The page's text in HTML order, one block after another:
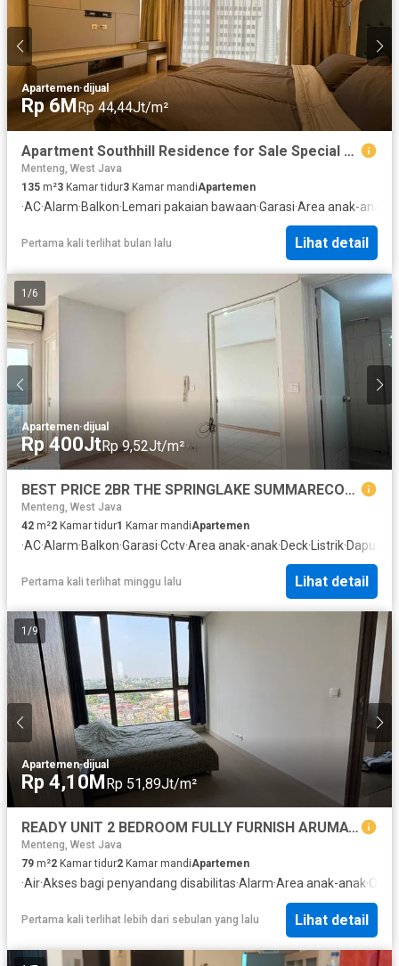
Apartemen·dijual
Rp 6M Rp 44,44Jt/m²
Apartment Southhill Residence for Sale Special Price
Menteng, West Java
135 m²3 Kamar tidur3 Kamar mandiApartemen
·AC·Alarm·Balkon· Lemari pakaian bawaan·Garasi·Area anak-anak
Pertama kali terlihat bulan lalu Lihat detail
1 /6
Apartemen·dijual
Rp 400JtRp 9,52Jt/m²
BEST PRICE 2BR THE SPRINGLAKE SUMMARECON BEKASI
Menteng, West Java
42 m²2 Kamar tidur1 Kamar mandiApartemen
·AC·Alarm·Balkon·Garasi·Cctv·Area anak-anak·Deck· Listrik·Dapur
Pertama kali terlihat minggu lalu Lihat detail
1 /9
Apartemen·dijual
Rp 4,10M Rp 51,89Jt/m²
READY UNIT 2 BEDROOM FULLY FURNISH ARUMAYA RESIDENCE JAKSEL!
Menteng, West Java
79 m²2 Kamar tidur2 Kamar mandiApartemen
·Air·Akses bagi penyandang disabilitas·Alarm·Area anak-anak·
Pertama kali terlihat lebih dari sebulan yang lalu Lihat detail